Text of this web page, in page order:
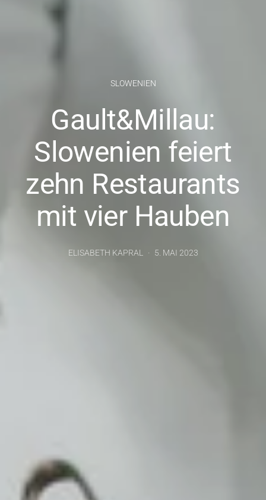
SLOWENIEN
Gault&Millau:
Slowenien feiert
zehn Restaurants
mit vier Hauben
ELISABETH KAPRAL 5. MAI 2023